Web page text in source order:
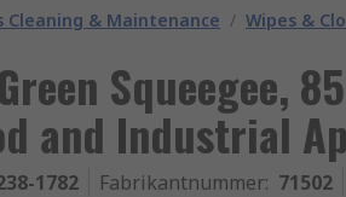
Cleaning & Maintenance / Wipes &
Squeegee,
and Industrial
1782 Fabrikantnummer: 71502